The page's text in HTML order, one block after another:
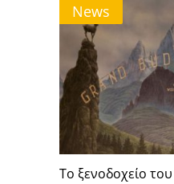
News
Το ξενοδοχείο